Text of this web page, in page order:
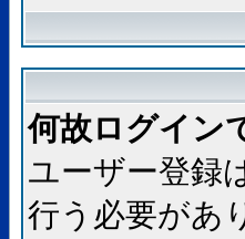
何故ログイン
ユーザー登録
行う必要があ